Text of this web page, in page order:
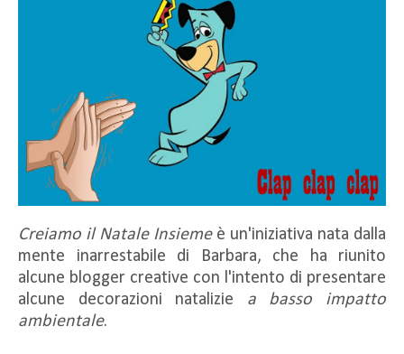
Creiamo il Natale Insiemeè un'iniziativa nata dalla
mente inarrestabile di Barbara, che ha riunito
alcune blogger creative con l'intento di presentare
alcune decorazioni natalizie a basso impatto
ambientale.